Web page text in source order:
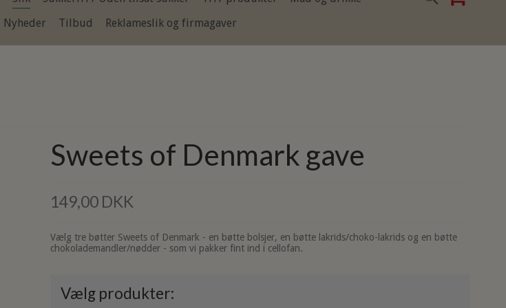
Nyheder Tilbud Reklameslik og firmagaver
Sweets of Denmark gave
149,00 DKK
Vælg tre bøtter Sweets of Denmark - en bøtte bolsjer, en bøtte lakrids/choko-lakrids og en bøtte
chokolademandler/nødder - som vi pakker fint ind i cellofan.
Vælg produkter: